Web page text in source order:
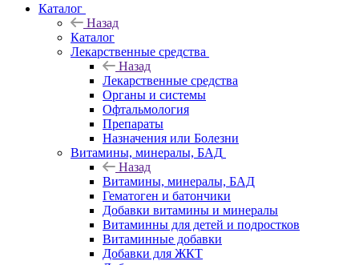
Каталог
Назад
Каталог
Лекарственные средства
Назад
Лекарственные средства
Органы и системы
Офтальмология
Препараты
Назначения или Болезни
Витамины, минералы, БАД
Назад
Витамины, минералы, БАД
Гематоген и батончики
Добавки витамины и минералы
Витаминны для детей и подростков
Витаминные добавки
Добавки для ЖКТ